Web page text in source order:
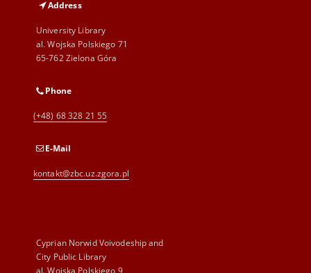
Address
University Library
al. Wojska Polskiego 71
65-762 Zielona Góra
Phone
(+48) 68 328 21 55
E-Mail
kontakt@zbc.uz.zgora.pl
Cyprian Norwid Voivodeship and
City Public Library
al. Wojska Polskiego 9